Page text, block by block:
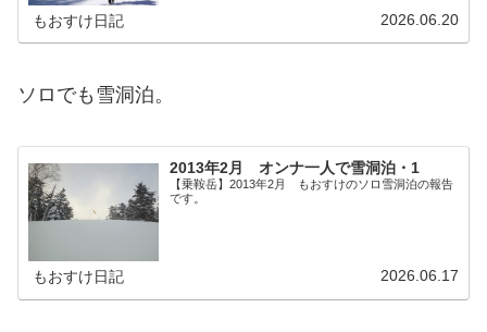
もおすけ日記 2026.06.20
ソロでも雪洞泊。
2013年2月 オンナ一人で雪洞泊・1
【乗鞍岳】2013年2月 もおすけのソロ雪洞泊の報告
です。
もおすけ日記 2026.06.17